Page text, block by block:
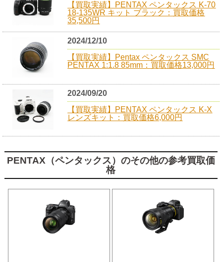
【買取実績】PENTAX ペンタックス K-70
18-135WR キット ブラック：買取価格
35,500円
2024/12/10
【買取実績】Pentax ペンタックス SMC
PENTAX 1:1.8 85mm：買取価格13,000円
2024/09/20
【買取実績】PENTAX ペンタックス K-X
レンズキット：買取価格6,000円
PENTAX（ペンタックス）のその他の参考買取価
格